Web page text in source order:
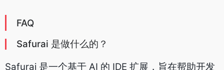
FAQ
Safurai 是做什么的？
Safurai 是一个基于 AI 的 IDE 扩展，旨在帮助开发